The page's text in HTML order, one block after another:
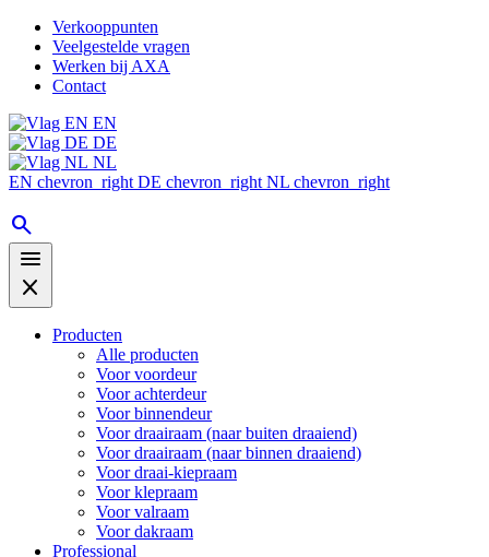
Verkooppunten
Veelgestelde vragen
Werken bij AXA
Contact
EN
DE
NL
EN chevron_right DE chevron_right NL chevron_right
search
menu
close
Producten
Alle producten
Voor voordeur
Voor achterdeur
Voor binnendeur
Voor draairaam (naar buiten draaiend)
Voor draairaam (naar binnen draaiend)
Voor draai-kiepraam
Voor klepraam
Voor valraam
Voor dakraam
Professional